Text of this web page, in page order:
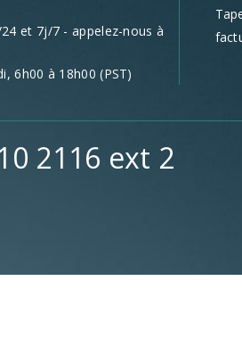
et 7j/7 - appelez-nous à
6h00 à 18h00 (PST)
2116 ext 2